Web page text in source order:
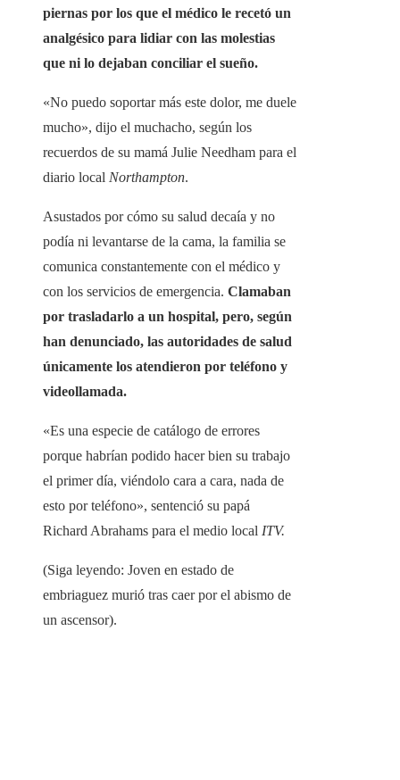
piernas por los que el médico le recetó un
analgésico para lidiar con las molestias
que ni lo dejaban conciliar el sueño.
«No puedo soportar más este dolor, me duele
mucho», dijo el muchacho, según los
recuerdos de su mamá Julie Needham para el
diario local Northampton.
Asustados por cómo su salud decaía y no
podía ni levantarse de la cama, la familia se
comunica constantemente con el médico y
con los servicios de emergencia. Clamaban
por trasladarlo a un hospital, pero, según
han denunciado, las autoridades de salud
únicamente los atendieron por teléfono y
videollamada.
«Es una especie de catálogo de errores
porque habrían podido hacer bien su trabajo
el primer día, viéndolo cara a cara, nada de
esto por teléfono», sentenció su papá
Richard Abrahams para el medio local ITV.
(Siga leyendo: Joven en estado de
embriaguez murió tras caer por el abismo de
un ascensor).